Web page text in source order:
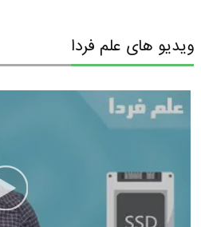
ویدیو های علم فردا